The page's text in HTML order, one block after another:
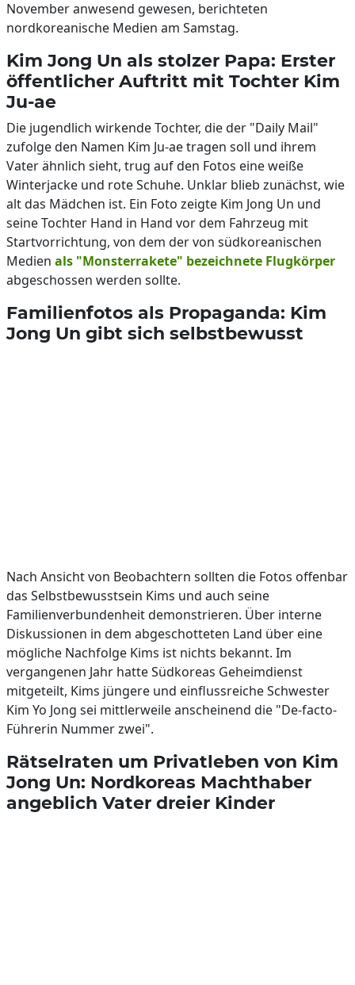
November anwesend gewesen, berichteten
nordkoreanische Medien am Samstag.
Kim Jong Un als stolzer Papa: Erster
öffentlicher Auftritt mit Tochter Kim
Ju-ae
Die jugendlich wirkende Tochter, die der "Daily Mail"
zufolge den Namen Kim Ju-ae tragen soll und ihrem
Vater ähnlich sieht, trug auf den Fotos eine weiße
Winterjacke und rote Schuhe. Unklar blieb zunächst, wie
alt das Mädchen ist. Ein Foto zeigte Kim Jong Un und
seine Tochter Hand in Hand vor dem Fahrzeug mit
Startvorrichtung, von dem der von südkoreanischen
Medien als "Monsterrakete" bezeichnete Flugkörper
abgeschossen werden sollte.
Familienfotos als Propaganda: Kim
Jong Un gibt sich selbstbewusst
Nach Ansicht von Beobachtern sollten die Fotos offenbar
das Selbstbewusstsein Kims und auch seine
Familienverbundenheit demonstrieren. Über interne
Diskussionen in dem abgeschotteten Land über eine
mögliche Nachfolge Kims ist nichts bekannt. Im
vergangenen Jahr hatte Südkoreas Geheimdienst
mitgeteilt, Kims jüngere und einflussreiche Schwester
Kim Yo Jong sei mittlerweile anscheinend die "De-facto-
Führerin Nummer zwei".
Rätselraten um Privatleben von Kim
Jong Un: Nordkoreas Machthaber
angeblich Vater dreier Kinder